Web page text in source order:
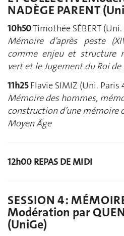
NADÈGE PARENT
10h50Timothée SÉBERT
Mémoire d’après peste
comme enjeu et structure
vert et le Jugement du Roi de
11h25Flavie SIMIZ (Uni. Paris
Mémoire des hommes,
construction d’une mémoire
Moyen Âge
12h00 REPAS DE MIDI
SESSION 4 :
Modération par
(UniGe)